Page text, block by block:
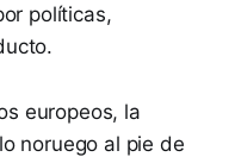
políticas,
europeos, la
noruego al pie de